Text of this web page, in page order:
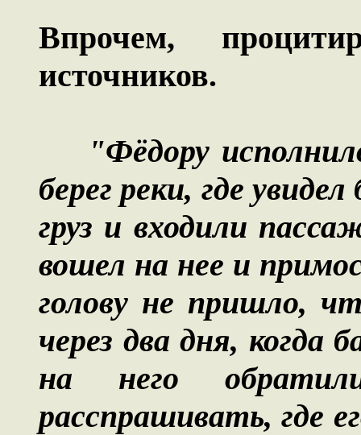
Впрочем,
источников.
"Фёдору
берег реки, где
груз и входили
вошел на нее и
голову не пришло,
через два дня, когда
на него
расспрашивать, где